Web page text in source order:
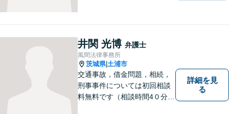
【地域に根差し他弁護士】的
確なアドバイスやサポートで
ご相談者様のお役に立てるよ
う尽力します。
井関 光博 弁護士
風間法律事務所
茨城県| 土浦市
交通事故，借金問題，相続，
刑事事件については初回相談
料無料です（相談時間4０分ま
詳細を見
る